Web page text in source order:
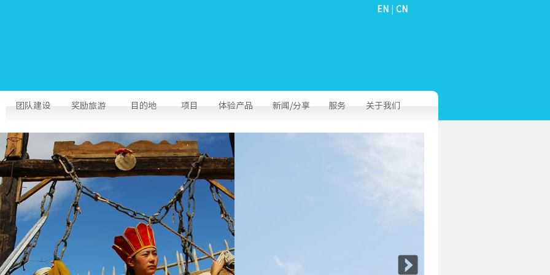
EN CN
关于我们
服务
新闻/分享
体验产品
项目
目的地
奖励旅游
团队建设